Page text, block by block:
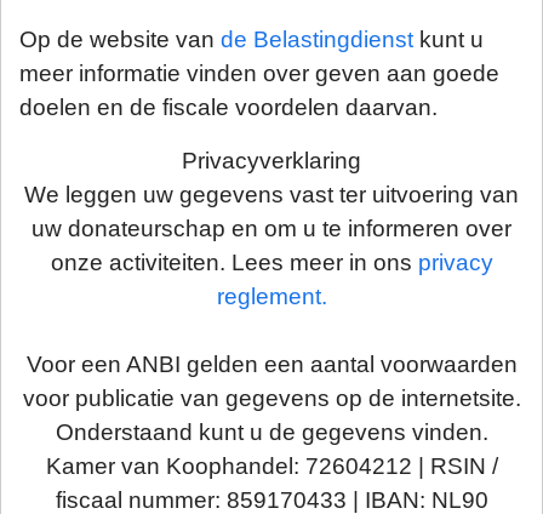
Op de website van de Belastingdienst kunt u
meer informatie vinden over geven aan goede
doelen en de fiscale voordelen daarvan.
Privacyverklaring
We leggen uw gegevens vast ter uitvoering van
uw donateurschap en om u te informeren over
onze activiteiten. Lees meer in ons privacy
reglement.
Voor een ANBI gelden een aantal voorwaarden
voor publicatie van gegevens op de internetsite.
Onderstaand kunt u de gegevens vinden.
Kamer van Koophandel: 72604212 | RSIN /
fiscaal nummer: 859170433 | IBAN: NL90